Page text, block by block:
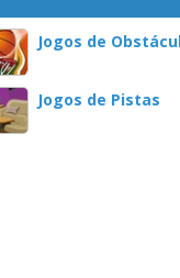
Jogos de
Jogos de Pistas